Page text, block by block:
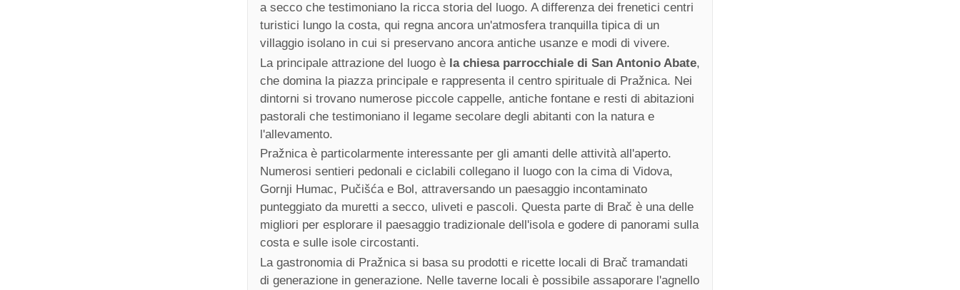
a secco che testimoniano la ricca storia del luogo. A differenza dei frenetici centri
turistici lungo la costa, qui regna ancora un'atmosfera tranquilla tipica di un
villaggio isolano in cui si preservano ancora antiche usanze e modi di vivere.
La principale attrazione del luogo è la chiesa parrocchiale di San Antonio Abate,
che domina la piazza principale e rappresenta il centro spirituale di Pražnica. Nei
dintorni si trovano numerose piccole cappelle, antiche fontane e resti di abitazioni
pastorali che testimoniano il legame secolare degli abitanti con la natura e
l'allevamento.
Pražnica è particolarmente interessante per gli amanti delle attività all'aperto.
Numerosi sentieri pedonali e ciclabili collegano il luogo con la cima di Vidova,
Gornji Humac, Pučišća e Bol, attraversando un paesaggio incontaminato
punteggiato da muretti a secco, uliveti e pascoli. Questa parte di Brač è una delle
migliori per esplorare il paesaggio tradizionale dell'isola e godere di panorami sulla
costa e sulle isole circostanti.
La gastronomia di Pražnica si basa su prodotti e ricette locali di Brač tramandati
di generazione in generazione. Nelle taverne locali è possibile assaporare l'agnello